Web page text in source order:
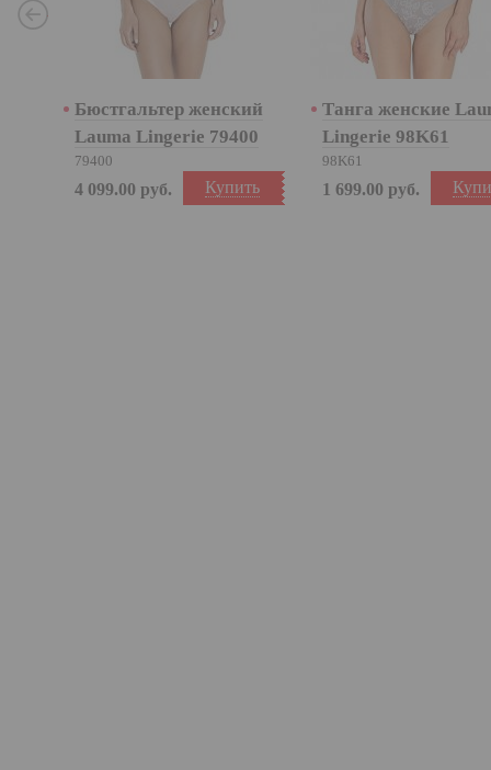
Бюстгальтер женский
Lauma Lingerie 79400
79400
Купить
4 099.00 руб.
Танга женские
Lingerie 98K61
98K61
1 699.00 руб.